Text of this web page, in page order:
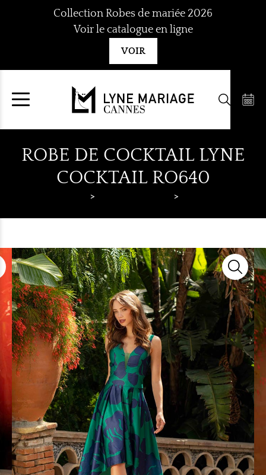
Collection Robes de mariée 2026
Voir le catalogue en ligne
VOIR
ROBE DE COCKTAIL LYNE
COCKTAIL RO640